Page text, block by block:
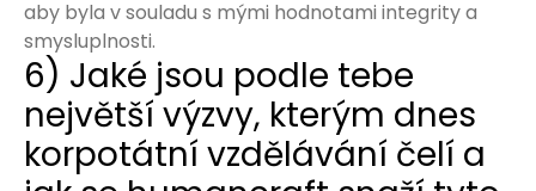
aby byla v souladu s mými hodnotami integrity a
smysluplnosti.
6) Jaké jsou podle tebe
největší výzvy, kterým dnes
korpotátní vzdělávání čelí a